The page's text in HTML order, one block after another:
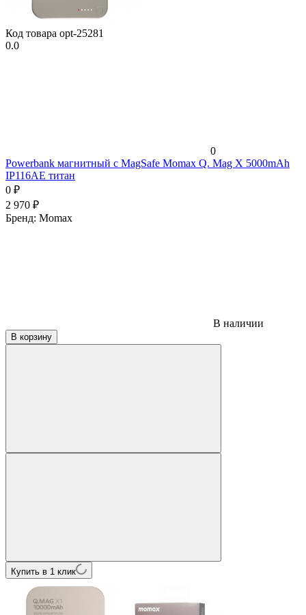
Код товара opt-25281
0.0
0
Powerbank магнитный с MagSafe Momax Q. Mag X 5000mAh
IP116AE титан
0 ₽
2 970 ₽
Бренд: Momax
В наличии
В корзину
Купить в 1 клик